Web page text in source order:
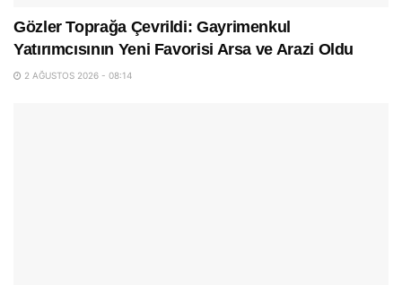
Gözler Toprağa Çevrildi: Gayrimenkul
Yatırımcısının Yeni Favorisi Arsa ve Arazi Oldu
2 AĞUSTOS 2026 - 08:14